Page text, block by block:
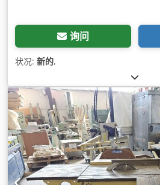
询问
状况: 新的,